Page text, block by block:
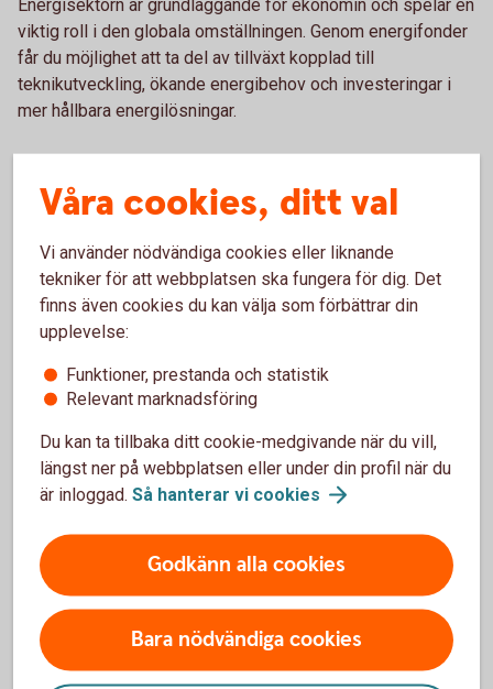
Energisektorn är grundläggande för ekonomin och spelar en
viktig roll i den globala omställningen. Genom energifonder
får du möjlighet att ta del av tillväxt kopplad till
teknikutveckling, ökande energibehov och investeringar i
mer hållbara energilösningar.
Att tänka på
Utvecklingen för energifonder kan variera mycket.
Energipriser, politiska beslut och globala händelser
påverkar sektorn. Därför är det viktigt att fondens inriktning
stämmer överens med din risknivå och hur länge du
Månadsspara i fonder
Det är aldrig försent att börja spara. Även en
liten summa kan växa över tid.
Belopp per månad (kr)
Våra cookies, ditt val
Vi använder nödvändiga cookies eller liknande
tekniker för att webbplatsen ska fungera för dig. Det
finns även cookies du kan välja som förbättrar din
upplevelse:
Funktioner, prestanda och statistik
Relevant marknadsföring
Du kan ta tillbaka ditt cookie-medgivande när du vill,
längst ner på webbplatsen eller under din profil när du
är inloggad. Så hanterar vi cookies
Godkänn alla cookies
Bara nödvändiga cookies